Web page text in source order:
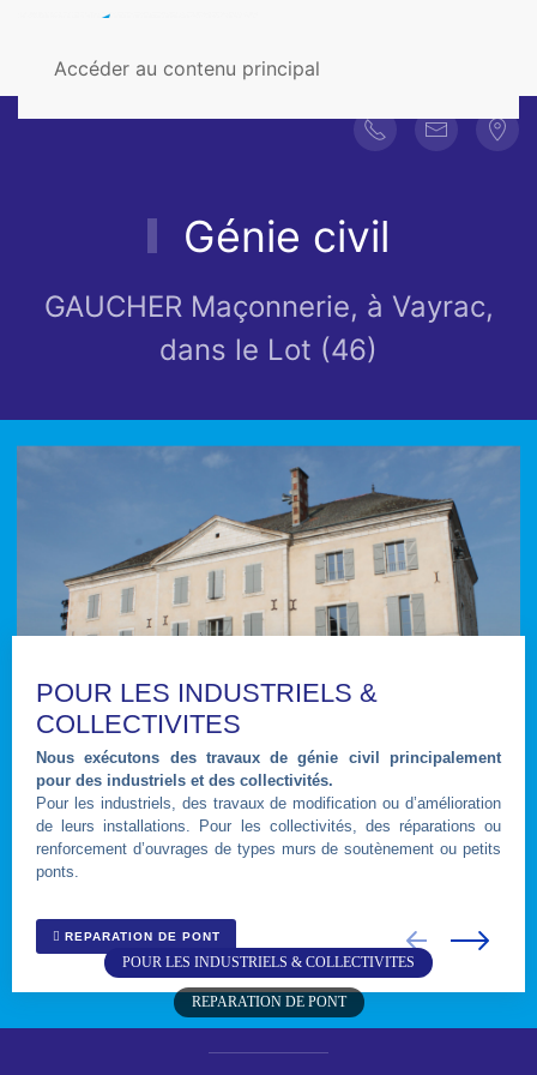
Accéder au contenu principal
Génie civil
GAUCHER Maçonnerie, à Vayrac,
dans le Lot (46)
POUR LES INDUSTRIELS &
COLLECTIVITES
Nous exécutons des travaux de génie civil principalement
pour des industriels et des collectivités.
Pour les industriels, des travaux de modification ou d’amélioration
de leurs installations. Pour les collectivités, des réparations ou
renforcement d’ouvrages de types murs de soutènement ou petits
ponts.
REPARATION DE PONT
POUR LES INDUSTRIELS & COLLECTIVITES
REPARATION DE PONT